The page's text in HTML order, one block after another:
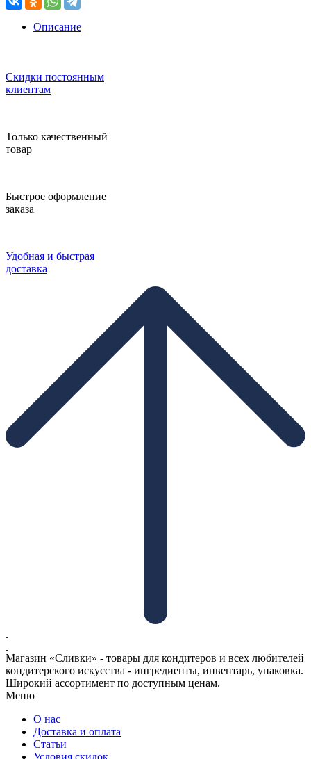
Описание
Скидки постоянным
клиентам
Только качественный
товар
Быстрое оформление
заказа
Удобная и быстрая
доставка
Магазин «Сливки» - товары для кондитеров и всех любителей
кондитерского искусства - ингредиенты, инвентарь, упаковка.
Широкий ассортимент по доступным ценам.
Меню
О нас
Доставка и оплата
Статьи
Условия скидок